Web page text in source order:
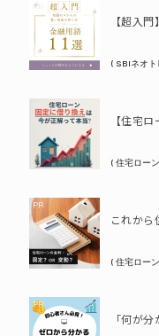
PR
( SBIネオ
( 住宅ロー
PR
( 住宅ロー
PR